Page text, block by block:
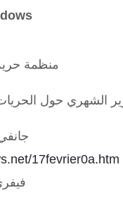
منظمة
الشهري حول
17fevrier0a.htm